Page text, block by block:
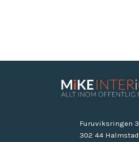
Furuviksringen 3
302 44 Halmstad